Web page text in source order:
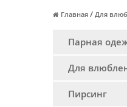
Главная / Для
Парная
Для
Пирсинг